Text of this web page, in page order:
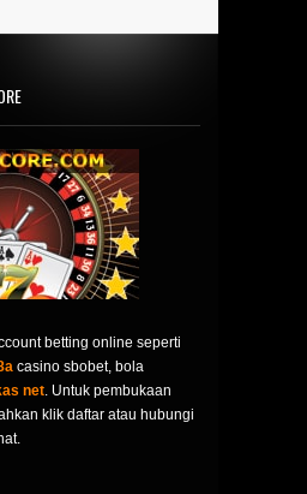
betting online seperti
casino sbobet, bola
net. Untuk pembukaan
klik daftar atau hubungi